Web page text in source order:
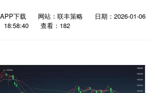
下载 网站：联丰策略
日期：2026-01-06
18:58:40
查看：182